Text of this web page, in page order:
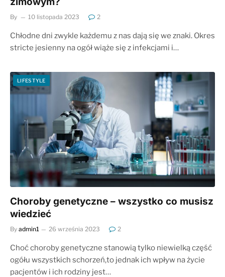
By 10 listopada 2023 2
Chłodne dni zwykle każdemu z nas dają się we znaki. Okres
stricte jesienny na ogół wiąże się z infekcjami i…
LIFESTYLE
Choroby genetyczne – wszystko co musisz
wiedzieć
By admin1 26 września 2023 2
Choć choroby genetyczne stanowią tylko niewielką część
ogółu wszystkich schorzeń,to jednak ich wpływ na życie
pacjentów i ich rodziny jest…